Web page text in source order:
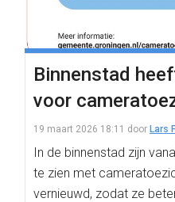
Binnenstad
voor
19 maart 2026 18:11 door Lars
In de binnenstad zijn
te zien met
vernieuwd, zodat ze